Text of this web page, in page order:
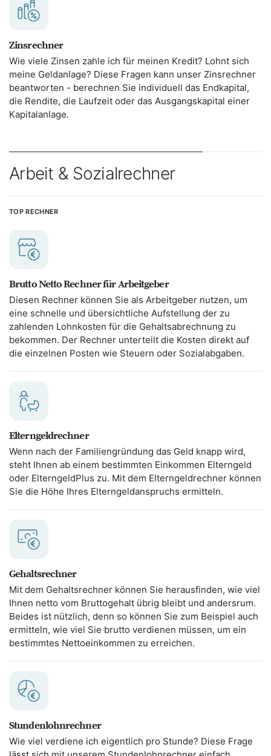
Zinsrechner
Wie viele Zinsen zahle ich für meinen Kredit? Lohnt sich
meine Geldanlage? Diese Fragen kann unser Zinsrechner
beantworten - berechnen Sie individuell das Endkapital,
die Rendite, die Laufzeit oder das Ausgangskapital einer
Kapitalanlage.
Arbeit & Sozialrechner
TOP RECHNER
Brutto Netto Rechner für Arbeitgeber
Diesen Rechner können Sie als Arbeitgeber nutzen, um
eine schnelle und übersichtliche Aufstellung der zu
zahlenden Lohnkosten für die Gehaltsabrechnung zu
bekommen. Der Rechner unterteilt die Kosten direkt auf
die einzelnen Posten wie Steuern oder Sozialabgaben.
Elterngeldrechner
Wenn nach der Familiengründung das Geld knapp wird,
steht Ihnen ab einem bestimmten Einkommen Elterngeld
oder ElterngeldPlus zu. Mit dem Elterngeldrechner können
Sie die Höhe Ihres Elterngeldanspruchs ermitteln.
Gehaltsrechner
Mit dem Gehaltsrechner können Sie herausfinden, wie viel
Ihnen netto vom Bruttogehalt übrig bleibt und andersrum.
Beides ist nützlich, denn so können Sie zum Beispiel auch
ermitteln, wie viel Sie brutto verdienen müssen, um ein
bestimmtes Nettoeinkommen zu erreichen.
Stundenlohnrechner
Wie viel verdiene ich eigentlich pro Stunde? Diese Frage